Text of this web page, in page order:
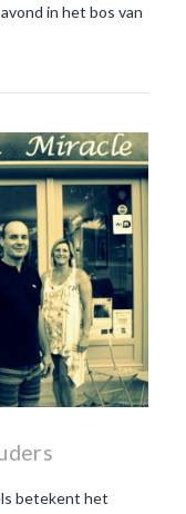
in het bos van
betekent het